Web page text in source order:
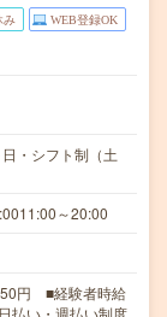
み WEB登録OK
・シフト制（土
～20:00
円 ■経験者時給
い・週払い制度